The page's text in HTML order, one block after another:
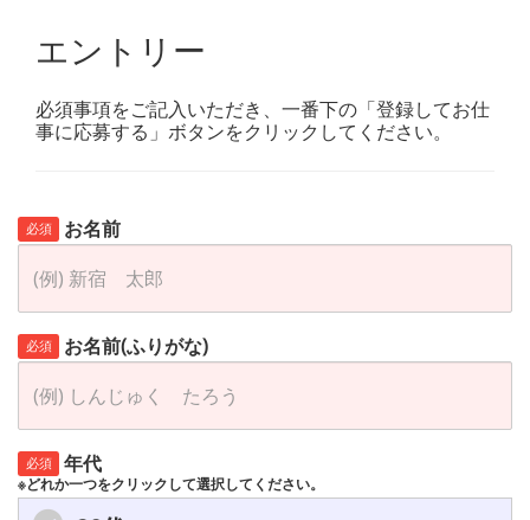
エントリー
必須事項をご記入いただき、一番下の「登録してお仕
事に応募する」ボタンをクリックしてください。
必須 お名前
必須 お名前(ふりがな)
必須 年代
※どれか一つをクリックして選択してください。